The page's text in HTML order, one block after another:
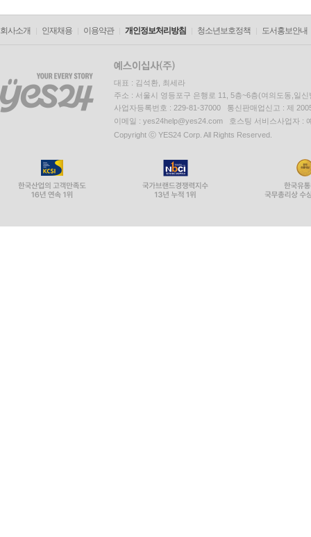
회사소개 인재채용 이용약관 개인정보처리방침 청소년보호정책 도서홍보안내
대표 : 김석환, 최세라
주소 : 서울시 영등포구 은행로 11, 5층~6층(여의도동,일신
사업자등록번호 : 229-81-37000 통신판매업신고 : 제
이메일 : yes24help@yes24.com 호스팅 서비스사업자 :
Copyright ⓒ YES24 Corp. All Rights Reserved.